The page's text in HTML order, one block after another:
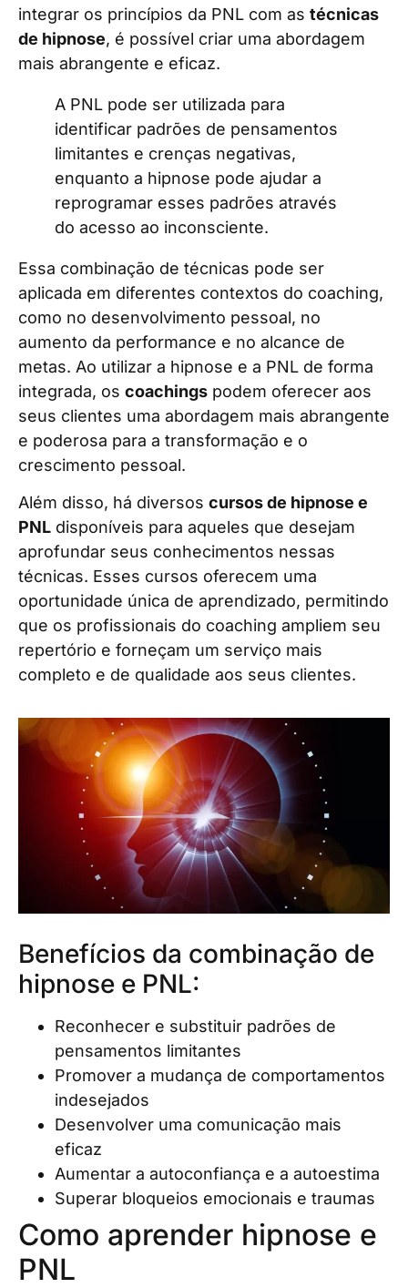
integrar os princípios da PNL com as técnicas
de hipnose, é possível criar uma abordagem
mais abrangente e eficaz.
A PNL pode ser utilizada para
identificar padrões de pensamentos
limitantes e crenças negativas,
enquanto a hipnose pode ajudar a
reprogramar esses padrões através
do acesso ao inconsciente.
Essa combinação de técnicas pode ser
aplicada em diferentes contextos do coaching,
como no desenvolvimento pessoal, no
aumento da performance e no alcance de
metas. Ao utilizar a hipnose e a PNL de forma
integrada, os coachings podem oferecer aos
seus clientes uma abordagem mais abrangente
e poderosa para a transformação e o
crescimento pessoal.
Além disso, há diversos cursos de hipnose e
PNL disponíveis para aqueles que desejam
aprofundar seus conhecimentos nessas
técnicas. Esses cursos oferecem uma
oportunidade única de aprendizado, permitindo
que os profissionais do coaching ampliem seu
repertório e forneçam um serviço mais
completo e de qualidade aos seus clientes.
Benefícios da combinação de
hipnose e PNL:
Reconhecer e substituir padrões de
pensamentos limitantes
Promover a mudança de comportamentos
indesejados
Desenvolver uma comunicação mais
eficaz
Aumentar a autoconfiança e a autoestima
Superar bloqueios emocionais e traumas
Como aprender hipnose e
PNL